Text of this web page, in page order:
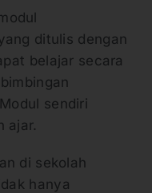
ditulis dengan
belajar secara
sendiri
ajar.
di sekolah
hanya